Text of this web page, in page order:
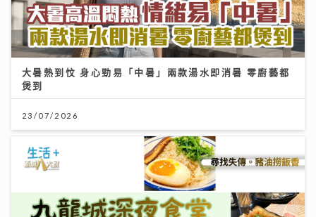
大暑熱到忟 身心勁易「中暑」兩款湯水即消暑 零廚藝都
煲到
23/07/2026